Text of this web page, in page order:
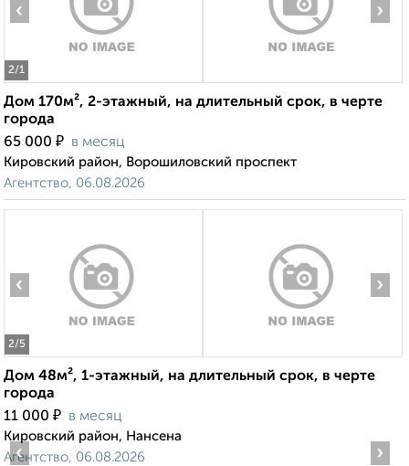
2/1
‹ ›
Дом 170м², 2-этажный, на длительный срок, в черте
города
65 000 ₽ в месяц
Кировский район, Ворошиловский проспект
Агентство, 06.08.2026
2/5
‹ ›
Дом 48м², 1-этажный, на длительный срок, в черте
города
11 000 ₽ в месяц
Кировский район, Нансена
Агентство, 06.08.2026
‹ ›